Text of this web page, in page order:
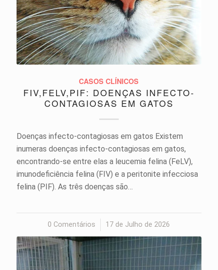
CASOS CLÍNICOS
FIV,FELV,PIF: DOENÇAS INFECTO-
CONTAGIOSAS EM GATOS
Doenças infecto-contagiosas em gatos Existem
inumeras doenças infecto-contagiosas em gatos,
encontrando-se entre elas a leucemia felina (FeLV),
imunodeficiência felina (FIV) e a peritonite infecciosa
felina (PIF). As três doenças são…
0 Comentários
/ 17 de Julho de 2026